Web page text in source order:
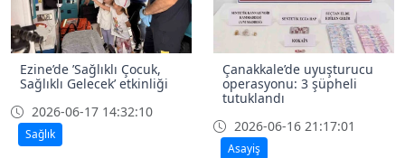
Ezine’de ’Sağlıklı Çocuk,
Sağlıklı Gelecek’ etkinliği
2026-06-17 14:32:10
Sağlık
Çanakkale’de uyuşturucu
operasyonu: 3 şüpheli
tutuklandı
2026-06-16 21:17:01
Asayiş